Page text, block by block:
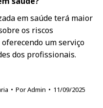
em saúde terá maior
os riscos
um serviço
dos profissionais.
PorAdmin 11/09/2025